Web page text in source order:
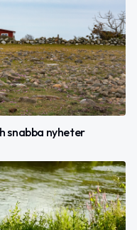
snabba nyheter